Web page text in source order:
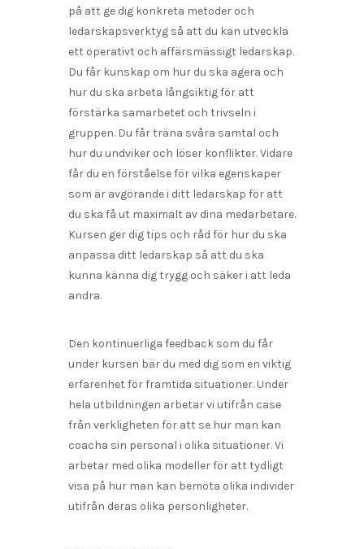
på att ge dig konkreta metoder och
ledarskapsverktyg så att du kan utveckla
ett operativt och affärsmässigt ledarskap.
Du får kunskap om hur du ska agera och
hur du ska arbeta långsiktig för att
förstärka samarbetet och trivseln i
gruppen. Du får träna svåra samtal och
hur du undviker och löser konflikter. Vidare
får du en förståelse för vilka egenskaper
som är avgörande i ditt ledarskap för att
du ska få ut maximalt av dina medarbetare.
Kursen ger dig tips och råd för hur du ska
anpassa ditt ledarskap så att du ska
kunna känna dig trygg och säker i att leda
andra.
Den kontinuerliga feedback som du får
under kursen bär du med dig som en viktig
erfarenhet för framtida situationer. Under
hela utbildningen arbetar vi utifrån case
från verkligheten för att se hur man kan
coacha sin personal i olika situationer. Vi
arbetar med olika modeller för att tydligt
visa på hur man kan bemöta olika individer
utifrån deras olika personligheter.